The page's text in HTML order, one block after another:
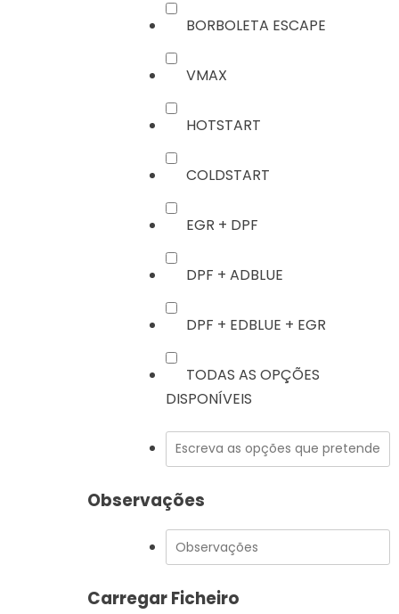
BORBOLETA ESCAPE
VMAX
HOTSTART
COLDSTART
EGR + DPF
DPF + ADBLUE
DPF + EDBLUE + EGR
TODAS AS OPÇÕES
DISPONÍVEIS
Observações
Carregar Ficheiro